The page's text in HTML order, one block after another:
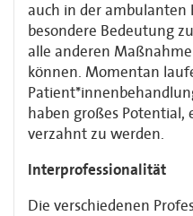
auch in der ambulanten
besondere Bedeutung
alle anderen
können. Momentan
haben großes
verzahnt zu werden.
Interprofessionalität
Die verschiedenen